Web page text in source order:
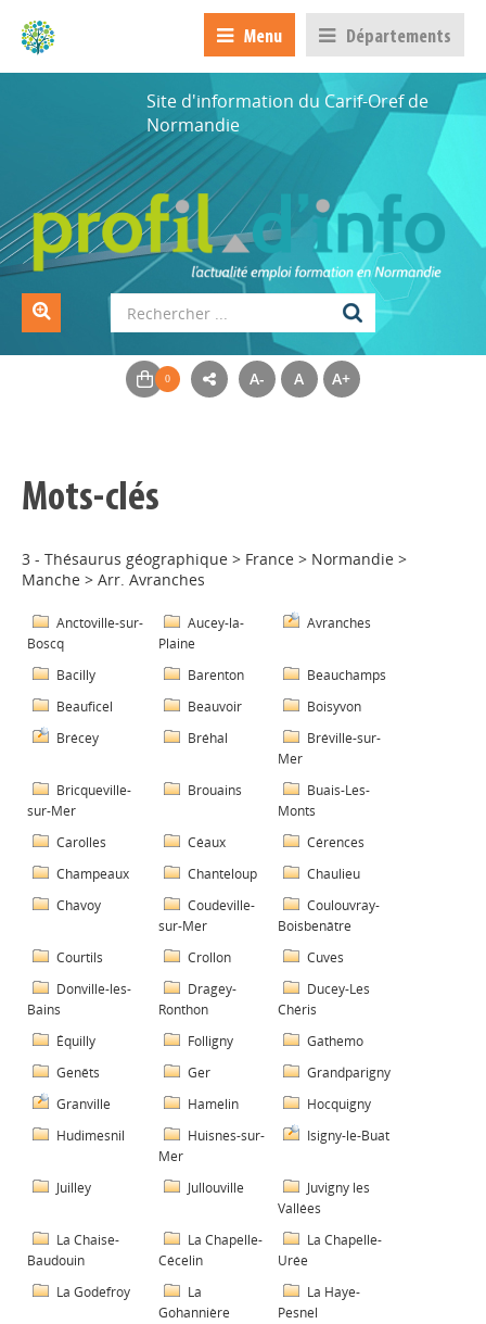
Menu Départements
Site d'information du Carif-Oref de
Normandie
A- A A+
Mots-clés
3 - Thésaurus géographique > France > Normandie >
Manche > Arr. Avranches
Anctoville-sur-
Boscq
Aucey-la-
Plaine
Avranches
Bacilly Barenton
Beauchamps
Beauficel
Beauvoir
Boisyvon
Brécey
Bréhal
Bréville-sur-
Mer
Bricqueville-
sur-Mer
Brouains
Buais-Les-
Monts
Carolles
Céaux
Cérences
Champeaux
Chanteloup
Chaulieu
Chavoy
Coudeville-
sur-Mer
Coulouvray-
Boisbenâtre
Courtils
Crollon
Cuves
Donville-les-
Bains
Dragey-
Ronthon
Ducey-Les
Chéris
Équilly
Folligny
Gathemo
Genêts
Ger
Grandparigny
Granville
Hamelin
Hocquigny
Hudimesnil
Huisnes-sur-
Mer
Isigny-le-Buat
Juilley Jullouville
Juvigny les
Vallées
La Chaise-
Baudouin
La Chapelle-
Cécelin
La Chapelle-
Urée
La Godefroy
La
Gohannière
La Haye-
Pesnel